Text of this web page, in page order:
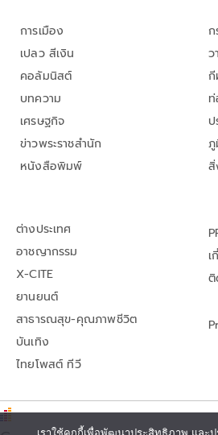
การเมือง
เปลว สีเงิน
คอลัมนิสต์
บทความ
เศรษฐกิจ
ข่าวพระราชสำนัก
หนังสือพิมพ์
ว
กี
ภู
ต่างประเทศ
อาชญากรรม
X-CITE
ยานยนต์
สาธารณสุข-คุณภาพชีวิต
บันเทิง
ไทยโพสต์ ทีวี
เ